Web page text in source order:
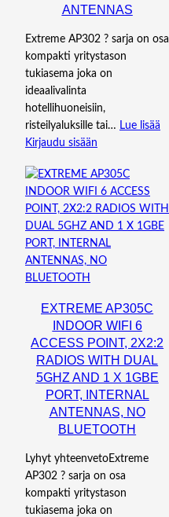
ANTENNAS
Extreme AP302 ? sarja on osa
kompakti yritystason
tukiasema joka on
ideaalivalinta
hotellihuoneisiin,
risteilyaluksille tai… Lue lisää
Kirjaudu sisään
EXTREME AP305C
INDOOR WIFI 6
ACCESS POINT, 2X2:2
RADIOS WITH DUAL
5GHZ AND 1 X 1GBE
PORT, INTERNAL
ANTENNAS, NO
BLUETOOTH
Lyhyt yhteenvetoExtreme
AP302 ? sarja on osa
kompakti yritystason
tukiasema joka on